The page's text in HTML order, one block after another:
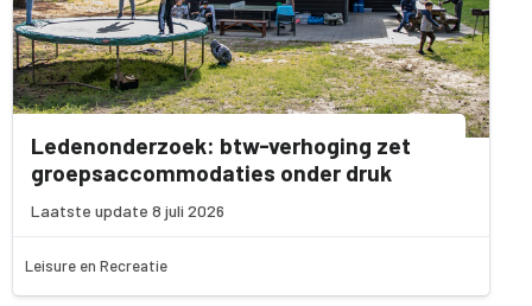
Ledenonderzoek: btw-verhoging zet
groepsaccommodaties onder druk
Laatste update 8 juli 2026
Leisure en Recreatie